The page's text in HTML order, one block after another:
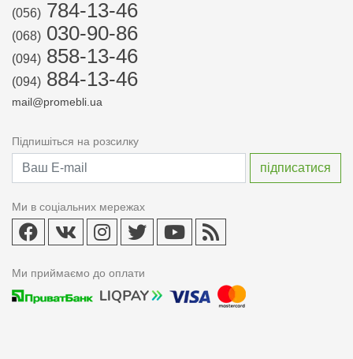
(056) 784-13-46
(068) 030-90-86
(094) 858-13-46
(094) 884-13-46
mail@promebli.ua
Підпишіться на розсилку
Ми в соціальних мережах
Ми приймаємо до оплати